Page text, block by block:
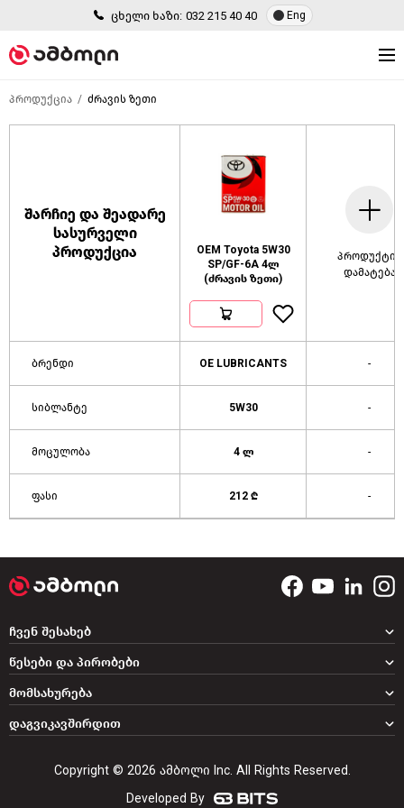
ცხელი ხაზი: 032 215 40 40 Eng
პროდუქცია ძრავის ზეთი
შარჩიე და შეადარე
სასურველი
პროდუქცია
OEM Toyota 5W30
SP/GF-6A 4ლ
(ძრავის ზეთი)
პროდუქტის
დამატება
ბრენდი OE LUBRICANTS -
სიბლანტე 5W30 -
მოცულობა 4 ლ -
ფასი 212 ₾ -
დაგვიკავშირდით
ჩვენ შესახებ
წესები და პირობები
მომსახურება
Copyright © 2026 ამბოლი Inc. All Rights Reserved.
Developed By